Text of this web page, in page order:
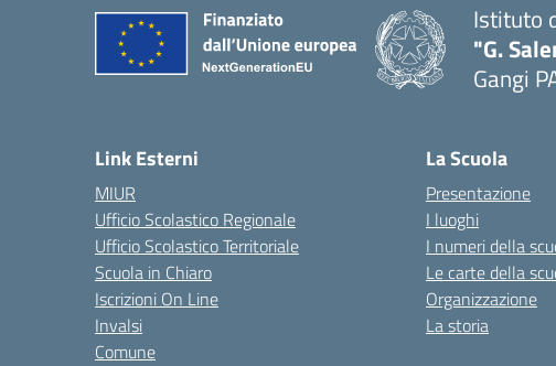
Istituto
"G.
Gangi
Link Esterni
MIUR
Ufficio Scolastico Regionale
Ufficio Scolastico Territoriale
Scuola in Chiaro
Iscrizioni On Line
Invalsi
Comune
La Scuola
Presentazione
I luoghi
I numeri della
Le carte della
Organizzazione
La storia